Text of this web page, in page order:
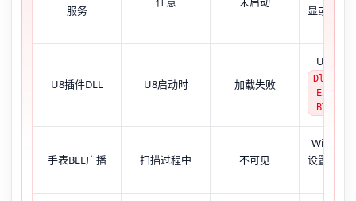
服务
显或点击
U8插件DLL U8启动时 加载失败
U8日志
手表BLE广播 扫描过程中 不可见
设置中也